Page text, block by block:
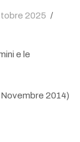
2025
e le
2014)